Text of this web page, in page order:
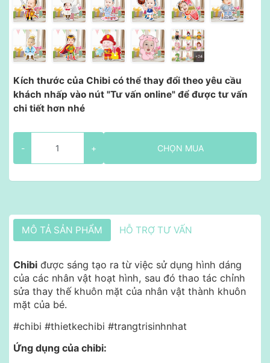
Kích thước của Chibi có thể thay đổi theo yêu cầu
khách nhấp vào nút "Tư vấn online" để được tư vấn
chi tiết hơn nhé
- + CHỌN MUA
MÔ TẢ SẢN PHẨM HỖ TRỢ TƯ VẤN
Chibi được sáng tạo ra từ việc sử dụng hình dáng
của các nhân vật hoạt hình, sau đó thao tác chỉnh
sửa thay thế khuôn mặt của nhân vật thành khuôn
mặt của bé.
#chibi #thietkechibi #trangtrisinhnhat
Ứng dụng của chibi: